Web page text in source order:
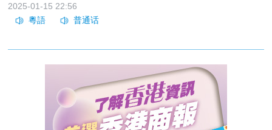
2025-01-15 22:56